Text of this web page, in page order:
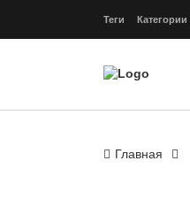
Теги Категории
Главная